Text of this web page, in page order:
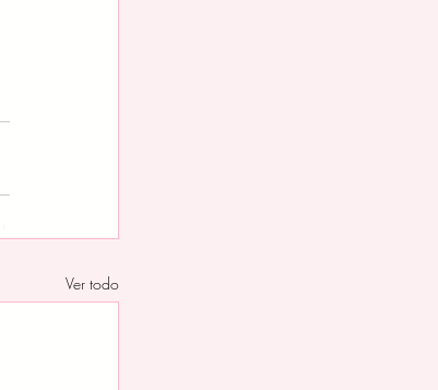
Ver todo